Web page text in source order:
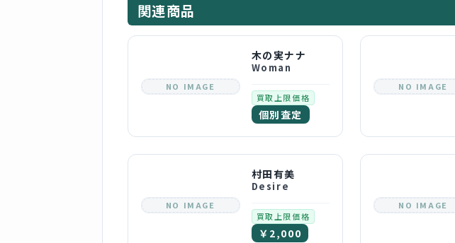
関連商品
NO IMAGE
木の実ナナ
Woman
買取上限価格
個別査定
NO IMAGE
NO IMAGE
村田有美
Desire
買取上限価格
￥2,000
NO IMAGE